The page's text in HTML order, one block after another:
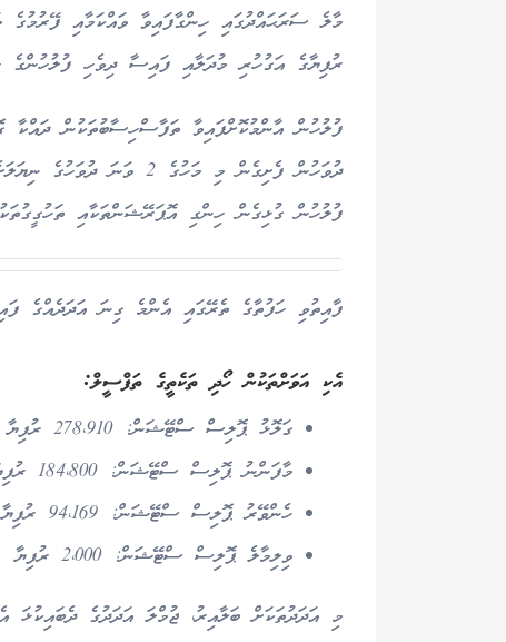
ރުފިޔާގެ އަގުހުރި މުދަލާއި ފައިސާ ދިވެހި ފުލުހުންގެ
ދުވަހުން ފެށިގެން މި މަހުގެ
ފުލުހުން ގުޅިގެން ހިންގި އޮޕަރޭޝަންތަކާއި
ފާއިތުވި ހަފުތާގެ ތެރޭގައި އެންމެ ގިނަ އަދަދެއްގެ
އެކި އަވަށްތަކުން ހޯދި ތަކެތީގެ ތަފްސީލް:
ގަލޮޅު ޕޮލިސް ސްޓޭޝަން: 278،910 ރުފިޔާ
މާފަންނު ޕޮލިސް ސްޓޭޝަން: 184،800 ރުފިޔާ
ހެންވޭރު ޕޮލިސް ސްޓޭޝަން: 94،169 ރުފިޔާ
ވިލިމާލެ ޕޮލިސް ސްޓޭޝަން: 2،000 ރުފިޔާ
މި އަދަދުތަކަށް ބަލާއިރު، ޖުމްލަ އަދަދުގެ ދެބައިކުޅަ